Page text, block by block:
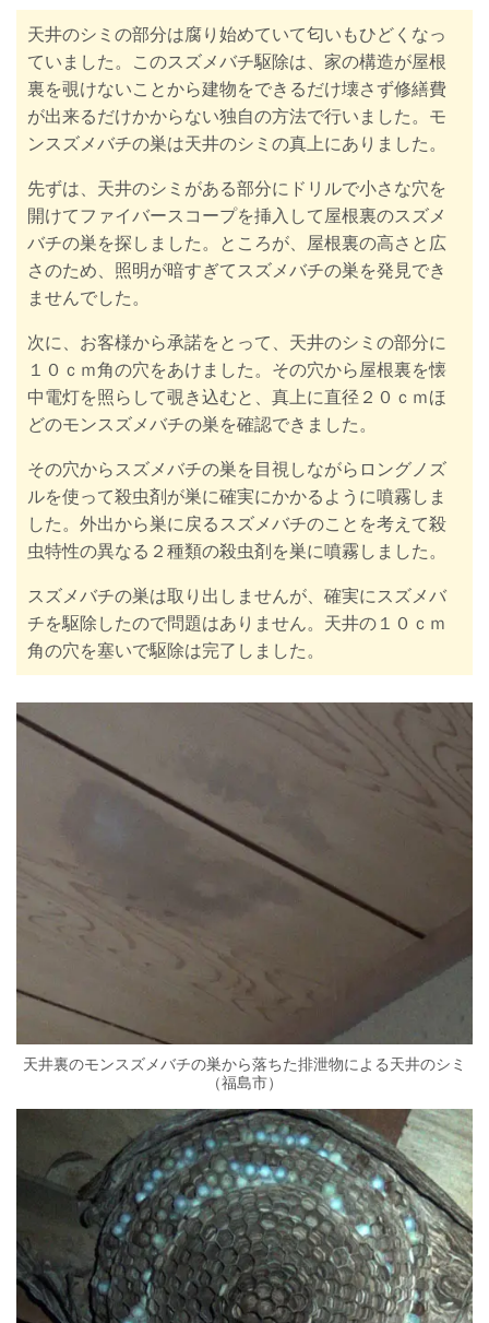
天井のシミの部分は腐り始めていて匂いもひどくなっ
ていました。このスズメバチ駆除は 、家の構造が屋根
裏を覗けないことから建物をできるだけ壊さず修繕費
が出来るだけかからない独自の方法で行いました。モ
ンスズメバチの巣は天井のシミの真上にありました。
先ずは、天井のシミがある部分にドリルで小さな穴を
開けてファイバースコープを挿入して屋根裏のスズメ
バチの巣を探しました。ところが、屋根裏の高さと広
さのため、照明が暗すぎてスズメバチの巣を発見でき
ませんでした。
次に、お客様から承諾をとって、天井のシミの部分に
１０ｃｍ角の穴をあけました。その穴から屋根裏を懐
中電灯を照らして覗き込むと、真上に直径２０ｃｍほ
どのモンスズメバチの巣を確認できました。
その穴からスズメバチの巣を目視しながらロングノズ
ルを使って殺虫剤が巣に確実にかかるように噴霧しま
した。外出から巣に戻るスズメバチのことを考えて殺
虫特性の異なる２種類の殺虫剤を巣に噴霧しました。
スズメバチの巣は取り出しませんが、確実にスズメバ
チを駆除したので問題はありません。天井の１０ｃｍ
角の穴を塞いで駆除は完了しました。
天井裏のモンスズメバチの巣から落ちた排泄物による天井のシミ
（福島市）